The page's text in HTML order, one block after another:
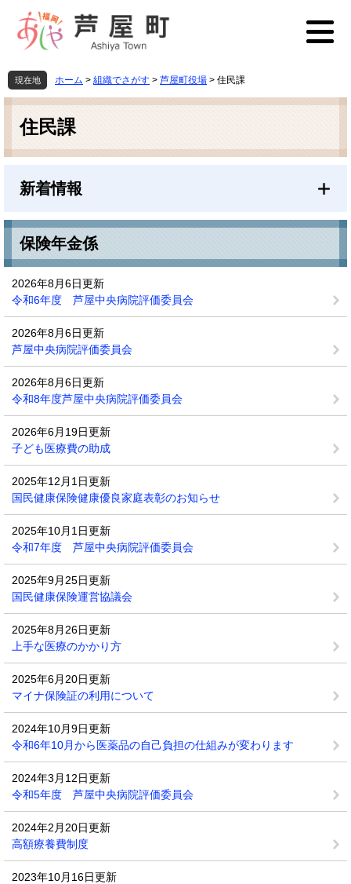
先
頭
を
飛
本
現在地 ホーム > 組織でさがす > 芦屋町役場 > 住民課
本
住民課
新着情報
保険年金係
2026年8月6日更新
令和6年度 芦屋中央病院評価委員会
2026年8月6日更新
芦屋中央病院評価委員会
2026年8月6日更新
令和8年度芦屋中央病院評価委員会
2026年6月19日更新
子ども医療費の助成
2025年12月1日更新
国民健康保険健康優良家庭表彰のお知らせ
2025年10月1日更新
令和7年度 芦屋中央病院評価委員会
2025年9月25日更新
国民健康保険運営協議会
2025年8月26日更新
上手な医療のかかり方
2025年6月20日更新
マイナ保険証の利用について
2024年10月9日更新
令和6年10月から医薬品の自己負担の仕組みが変わります
2024年3月12日更新
令和5年度 芦屋中央病院評価委員会
2024年2月20日更新
高額療養費制度
2023年10月16日更新